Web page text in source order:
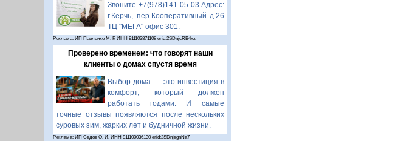
Звоните +7(978)141-05-03 Адрес:
г.Керчь, пер.Кооперативный д.26
ТЦ "МЕГА" офис 301.
Реклама: ИП Павленко М. Р. ИНН 911103871108 erid:2SDnjcRB4xz
Проверено временем: что говорят наши
клиенты о домах спустя время
Выбор дома — это инвестиция в
комфорт, который должен
работать годами. И самые
точные отзывы появляются после нескольких
суровых зим, жарких лет и будничной жизни.
Реклама: ИП Седов О. И. ИНН 911100036130 erid:2SDnjegnNa7